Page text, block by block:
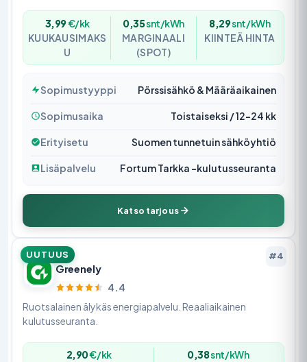
3,99€/kk
KUUKAUSIMAKS
U
0,35snt/kWh
MARGINAALI
(SPOT)
8,29snt/kWh
KIINTEÄ HINTA
Sopimustyyppi Pörssisähkö & Määräaikainen
Sopimusaika Toistaiseksi / 12–24 kk
Erityisetu Suomen tunnetuin sähköyhtiö
Lisäpalvelu Fortum Tarkka -kulutusseuranta
Katso tarjous
UUTUUS #4
Greenely
4.4
Ruotsalainen älykäs energiapalvelu. Reaaliaikainen
kulutusseuranta.
2,90€/kk
0,38snt/kWh